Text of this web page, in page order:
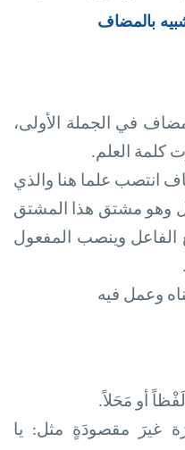
بالمضاف
في الجملة الأولى،
كلمة العلم.
انتصب علما هنا والذي
وهو مشتق هذا المشتق
الفاعل وينصب المفعول
.
وعمل فيه
أو مَحَلاً.
غيرَ مقصودَةٍ مثل: يا